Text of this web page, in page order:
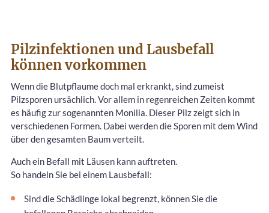
Pilzinfektionen und Lausbefall
können vorkommen
Wenn die Blutpflaume doch mal erkrankt, sind zumeist
Pilzsporen ursächlich. Vor allem in regenreichen Zeiten kommt
es häufig zur sogenannten Monilia. Dieser Pilz zeigt sich in
verschiedenen Formen. Dabei werden die Sporen mit dem Wind
über den gesamten Baum verteilt.
Auch ein Befall mit Läusen kann auftreten.
So handeln Sie bei einem Lausbefall:
Sind die Schädlinge lokal begrenzt, können Sie die